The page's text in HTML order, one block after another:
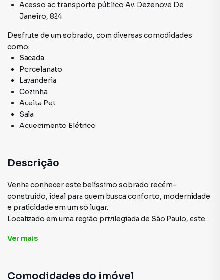
Acesso ao transporte público Av. Dezenove De
Janeiro, 824
Desfrute de um sobrado, com diversas comodidades
como:
Sacada
Porcelanato
Lavanderia
Cozinha
Aceita Pet
Sala
Aquecimento Elétrico
Descrição
Venha conhecer este belíssimo sobrado recém-
construído, ideal para quem busca conforto, modernidade
e praticidade em um só lugar.
Localizado em uma região privilegiada de São Paulo, este
proximidade com diversos comércios e serviços
Características do Imóvel:
Ver mais
Comodidades do imóvel